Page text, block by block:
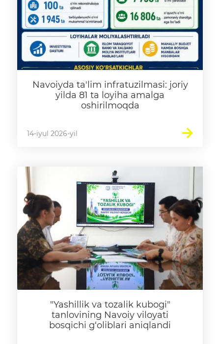
Navoiyda ta'lim infratuzilmasi: joriy
yilda 81 ta loyiha amalga
oshirilmoqda
14-iyul 2026-yil
"Yashillik va tozalik kubogi"
tanlovining Navoiy viloyati
bosqichi g‘oliblari aniqlandi